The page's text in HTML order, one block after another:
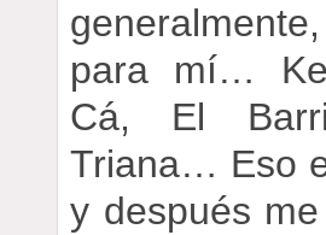
para mí…
Cá, El
Triana… Eso
y después